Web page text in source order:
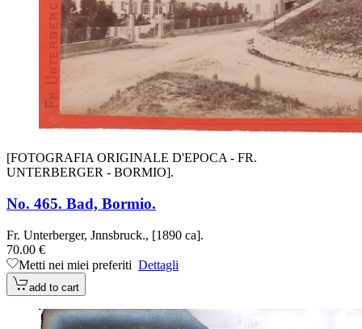
[FOTOGRAFIA ORIGINALE D'EPOCA - FR.
UNTERBERGER - BORMIO].
No. 465. Bad, Bormio.
Fr. Unterberger, Jnnsbruck., [1890 ca].
70.00 €
Metti nei miei preferiti Dettagli
add to cart